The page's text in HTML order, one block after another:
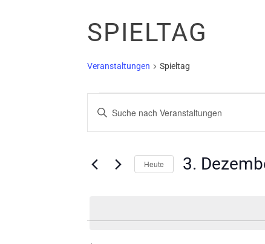
SPIELTAG
Veranstaltungen Spieltag
FÜR
3.
DEZEMBER
2024
SUCHE
UND
ANSICHTEN,
NAVIGATION
Bitte
Schlüsselwort
eingeben.
nach
Veranstaltungen
Heute 3.